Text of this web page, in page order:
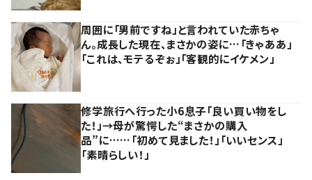
周囲に「男前ですね」と言われていた赤ちゃ
ん。成長した現在、まさかの姿に…「きゃああ」
「これは、モテるぞぉ」「客観的にイケメン」
修学旅行へ行った小6息子「良い買い物をし
た！」→母が驚愕した“まさかの購入
品”に……「初めて見ました！」「いいセンス」
「素晴らしい！」